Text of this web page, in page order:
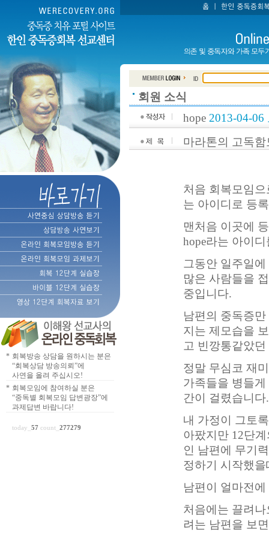
* 회복방송 상담을 원하시는 분은
“회복상담 방송의뢰”에
사연을 올려 주십시오!
* 회복모임에 참여하실 분은
“중독별 회복모임 답변광장”에
과제답변 바랍니다!
today_ 57 count_ 277279
회원 소식
hope 2013-04-06
마라톤의 고독
처음 회복모임
는 아이디로 등
맨처음 이곳에
hope라는 아이
그동안 일주일
많은 사람들을
중입니다.
남편의 중독증
지는 제모습을
고 빈깡통같았
정말 무심코 재
가족들을 병들
간이 걸렸습니다.
내 가정이 그토
아팠지만 12단
인 남편에 무기
정하기 시작했
남편이 얼마전
처음에는 끌려
려는 남편을 보